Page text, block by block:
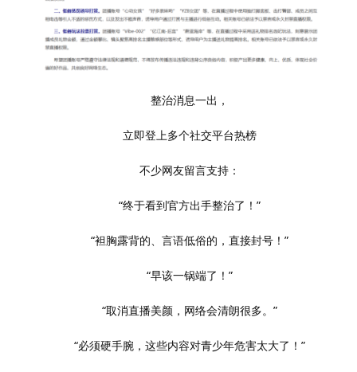
整治消息一出，
立即登上多个社交平台热榜
不少网友留言支持：
“终于看到官方出手整治了！”
“袒胸露背的、言语低俗的，直接封号！”
“早该一锅端了！”
“取消直播美颜，网络会清朗很多。”
“必须硬手腕，这些内容对青少年危害太大了！”